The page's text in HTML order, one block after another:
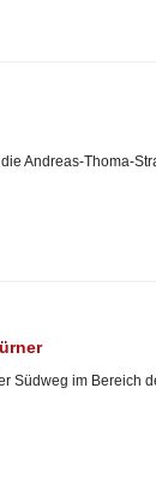
Andreas-Thoma-
Südweg im Bereich